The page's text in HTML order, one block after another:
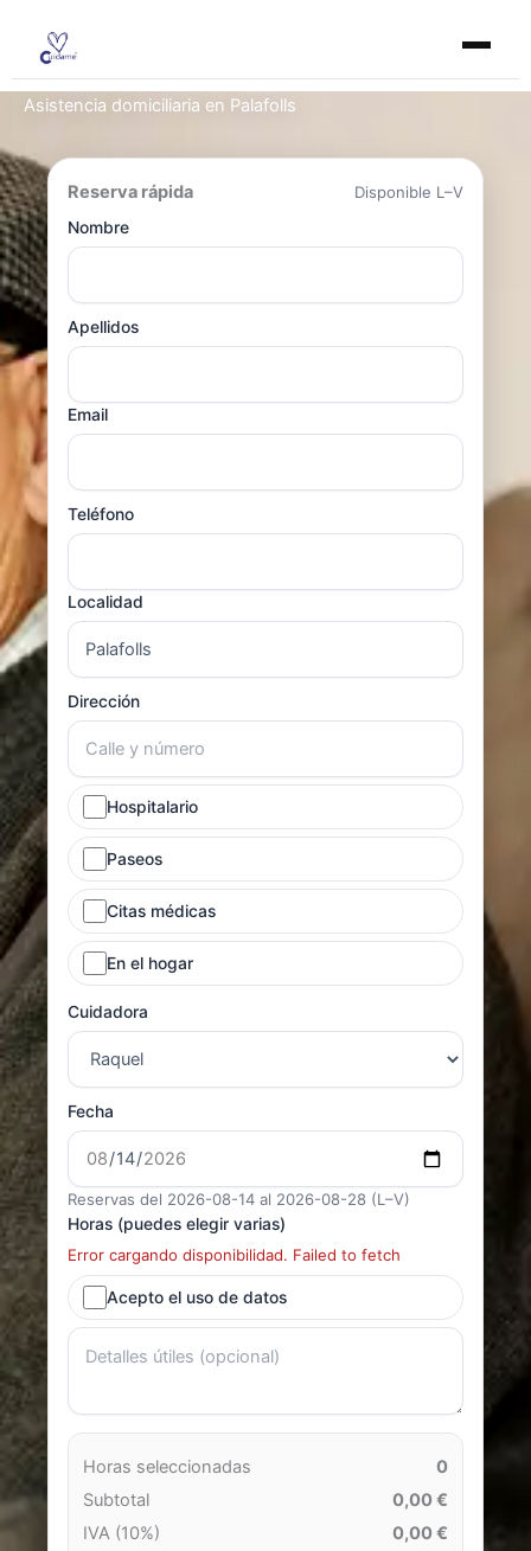
contenido
Asistencia domiciliaria en Palafolls
Reserva rápida
Disponible L–V
Nombre
Apellidos
Email
Teléfono
Localidad
Dirección
Hospitalario
Paseos
Citas médicas
En el hogar
Cuidadora
Fecha
Reservas del 2026-08-14 al 2026-08-28 (L–V)
Horas (puedes elegir varias)
Error cargando disponibilidad. Failed to fetch
Acepto el uso de datos
Horas seleccionadas
0
Subtotal
0,00 €
IVA (10%)
0,00 €